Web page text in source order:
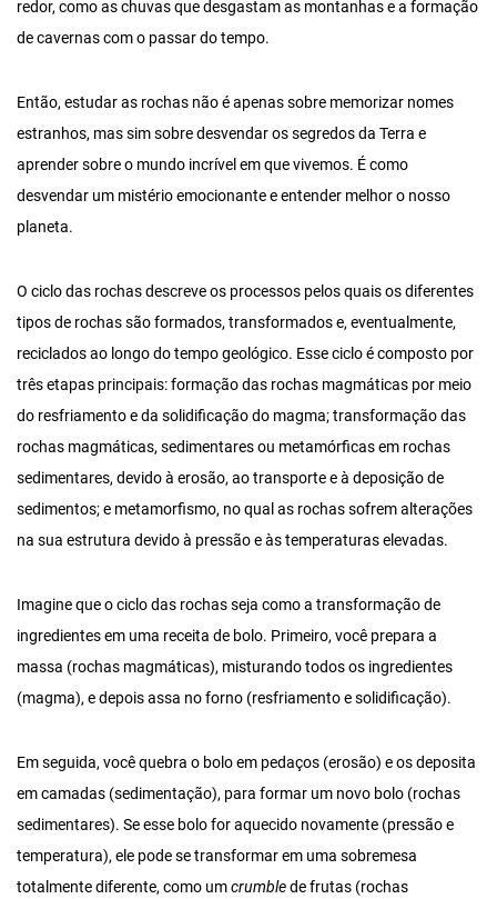
redor, como as chuvas que desgastam as montanhas e a formação
de cavernas com o passar do tempo.
Então, estudar as rochas não é apenas sobre memorizar nomes
estranhos, mas sim sobre desvendar os segredos da Terra e
aprender sobre o mundo incrível em que vivemos. É como
desvendar um mistério emocionante e entender melhor o nosso
planeta.
O ciclo das rochas descreve os processos pelos quais os diferentes
tipos de rochas são formados, transformados e, eventualmente,
reciclados ao longo do tempo geológico. Esse ciclo é composto por
três etapas principais: formação das rochas magmáticas por meio
do resfriamento e da solidificação do magma; transformação das
rochas magmáticas, sedimentares ou metamórficas em rochas
sedimentares, devido à erosão, ao transporte e à deposição de
sedimentos; e metamorfismo, no qual as rochas sofrem alterações
na sua estrutura devido à pressão e às temperaturas elevadas.
Imagine que o ciclo das rochas seja como a transformação de
ingredientes em uma receita de bolo. Primeiro, você prepara a
massa (rochas magmáticas), misturando todos os ingredientes
(magma), e depois assa no forno (resfriamento e solidificação).
Em seguida, você quebra o bolo em pedaços (erosão) e os deposita
em camadas (sedimentação), para formar um novo bolo (rochas
sedimentares). Se esse bolo for aquecido novamente (pressão e
temperatura), ele pode se transformar em uma sobremesa
totalmente diferente, como umcrumblede frutas (rochas